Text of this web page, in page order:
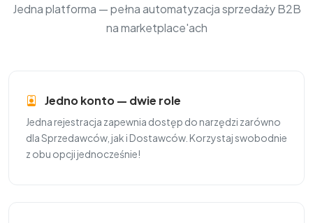
Jedna platforma — pełna automatyzacja sprzedaży B2B
na marketplace'ach
Jedno konto — dwie role
Jedna rejestracja zapewnia dostęp do narzędzi zarówno
dla Sprzedawców, jak i Dostawców. Korzystaj swobodnie
z obu opcji jednocześnie!